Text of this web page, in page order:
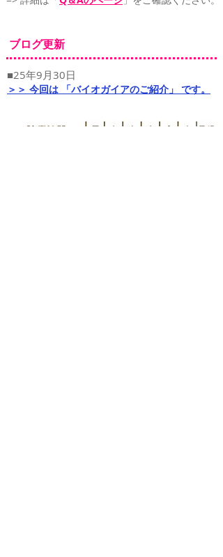
ブログ更新
■25年9月30日
＞＞ 今回は 「バイオガイアのご紹介 」 です。